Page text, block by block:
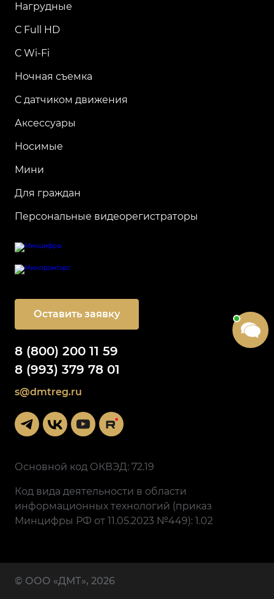
Нагрудные
С Full HD
С Wi-Fi
Ночная съемка
С датчиком движения
Аксессуары
Носимые
Мини
Для граждан
Персональные видеорегистраторы
Оставить заявку
8 (800) 200 11 59
8 (993) 379 78 01
s@dmtreg.ru
Основной код ОКВЭД: 72.19
Код вида деятельности в области
информационных технологий (приказ
Минцифры РФ от 11.05.2023 №449): 1.02
© ООО «ДМТ», 2026